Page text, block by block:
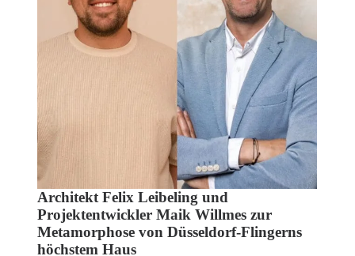
Architekt Felix Leibeling und
Projektentwickler Maik Willmes zur
Metamorphose von Düsseldorf-Flingerns
höchstem Haus